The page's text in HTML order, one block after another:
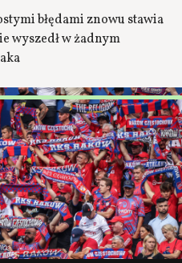
błędami znowu stawia
wyszedł w żadnym